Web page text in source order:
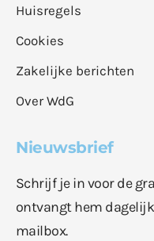
Huisregels
Cookies
Zakelijke berichten
Over WdG
Nieuwsbrief
Schrijf je in voor de
ontvangt hem
mailbox.